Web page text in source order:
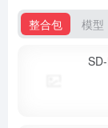
整合包 模型